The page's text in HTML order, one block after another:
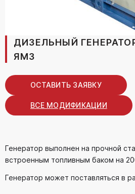
ДИЗЕЛЬНЫЙ
ЯМЗ
ОСТАВИТЬ ЗАЯВКУ
ВСЕ МОДИФИКАЦИИ
Генератор выполнен на прочной
встроенным топливным баком на
Генератор может поставляться в